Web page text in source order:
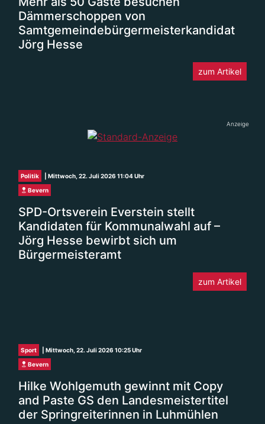
Dämmerschoppen von
Samtgemeindebürgermeisterkandidat
Jörg Hesse
zum Artikel
Anzeige
Politik
| Mittwoch, 22. Juli 2026 11:04 Uhr
Bevern
SPD-Ortsverein Everstein stellt
Kandidaten für Kommunalwahl auf –
Jörg Hesse bewirbt sich um
Bürgermeisteramt
zum Artikel
Sport
| Mittwoch, 22. Juli 2026 10:25 Uhr
Bevern
Hilke Wohlgemuth gewinnt mit Copy
and Paste GS den Landesmeistertitel
der Springreiterinnen in Luhmühlen